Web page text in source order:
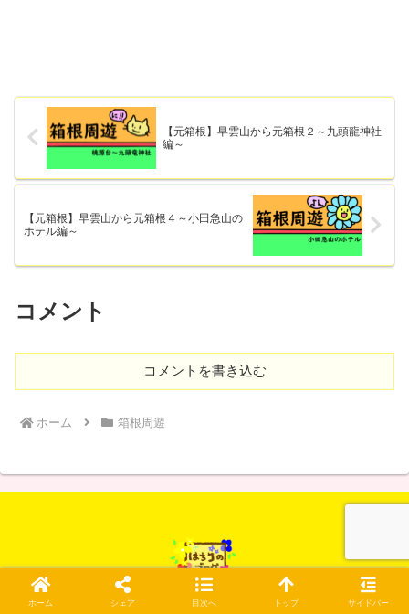
【元箱根】早雲山から元箱根２～九頭龍神社
編～
【元箱根】早雲山から元箱根４～小田急山の
ホテル編～
コメント
コメントを書き込む
ホーム 箱根周遊
© 2018 はちりのブログ.
ホーム シェア 目次へ トップ サイドバー